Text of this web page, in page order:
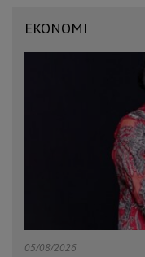
EKONOMI
05/08/2026